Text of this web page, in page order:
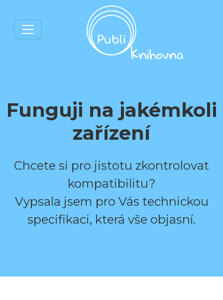
Funguji na jakémkoli
zařízení
Chcete si pro jistotu zkontrolovat
kompatibilitu?
Vypsala jsem pro Vás technickou
specifikaci, která vše objasní.